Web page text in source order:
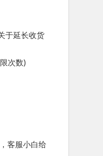
于延长收货
次数)
客服小白给